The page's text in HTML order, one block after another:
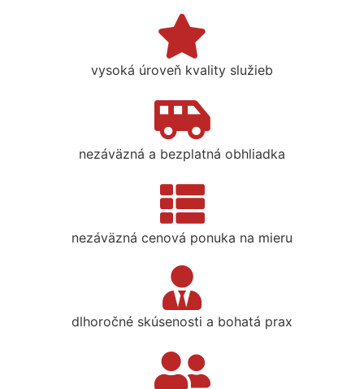
vysoká úroveň kvality služieb
nezáväzná a bezplatná obhliadka
nezáväzná cenová ponuka na mieru
dlhoročné skúsenosti a bohatá prax